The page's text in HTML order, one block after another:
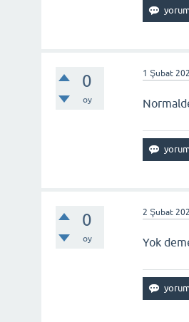
0
oy
1 Şubat
0
oy
2 Şubat
Yok